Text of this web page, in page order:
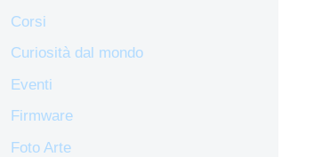
Corsi
Curiosità dal mondo
Eventi
Firmware
Foto Arte